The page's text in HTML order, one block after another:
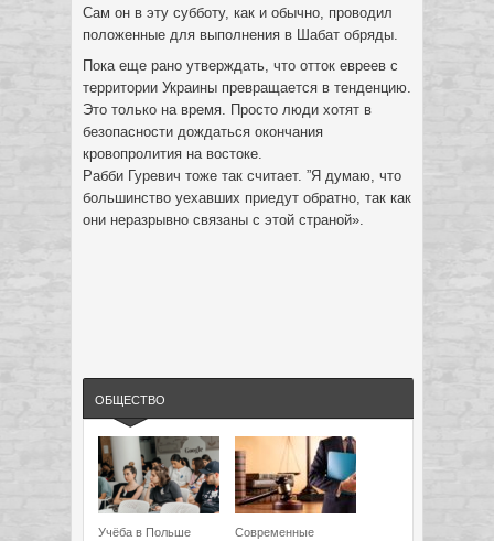
Сам он в эту субботу, как и обычно, проводил
положенные для выполнения в Шабат обряды.
Пока еще рано утверждать, что отток евреев с
территории Украины превращается в тенденцию.
Это только на время. Просто люди хотят в
безопасности дождаться окончания
кровопролития на востоке.
Рабби Гуревич тоже так считает. ”Я думаю, что
большинство уехавших приедут обратно, так как
они неразрывно связаны с этой страной».
ОБЩЕСТВО
Учёба в Польше Современные